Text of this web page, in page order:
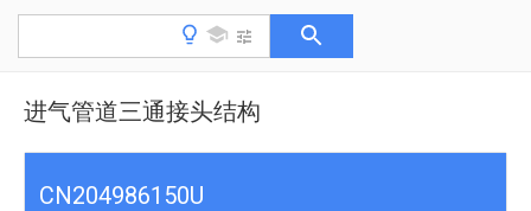
进气管道三通接头结构
CN204986150U